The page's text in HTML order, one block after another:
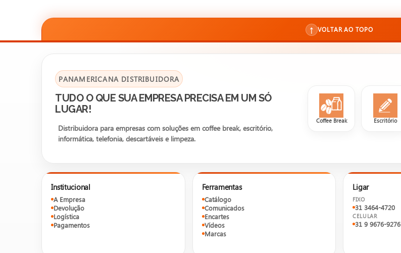
↑ VOLTAR AO TOPO
PANAMERICANA DISTRIBUIDORA
TUDO O QUE SUA EMPRESA PRECISA EM UM SÓ
LUGAR!
Distribuidora para empresas com soluções em coffee break, escritório,
informática, telefonia, descartáveis e limpeza.
Coffee Break Escritório
Institucional
A Empresa
Devolução
Logística
Pagamentos
Ferramentas
Catálogo
Comunicados
Encartes
Vídeos
Marcas
Ligar
FIXO
31 3464-4720
CELULAR
31 9 9676-9276